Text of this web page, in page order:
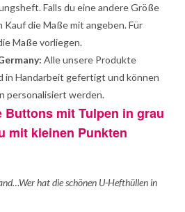
Falls du eine andere Größe
die Maße mit angeben. Für
Maße vorliegen.
Alle unsere Produkte
in Handarbeit gefertigt und können
personalisiert werden.
Buttons mit Tulpen in grau
mit kleinen Punkten
hat die schönen U-Hefthüllen in